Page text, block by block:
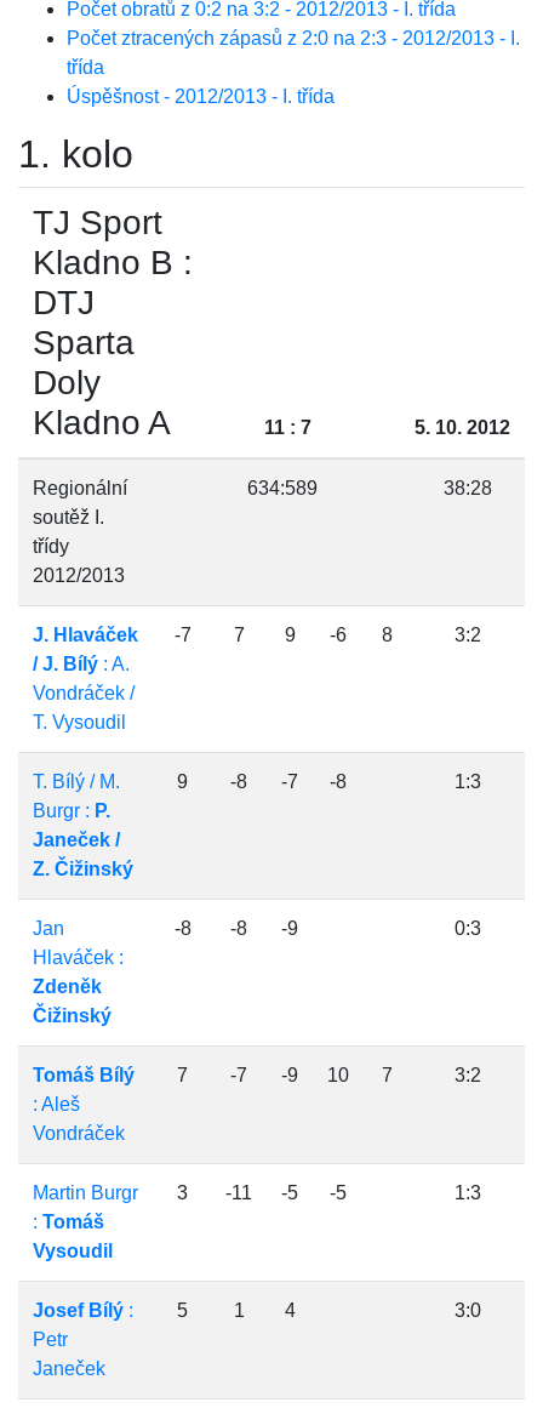
Počet obratů z 0:2 na 3:2 - 2012/2013 - I. třída
Počet ztracených zápasů z 2:0 na 2:3 - 2012/2013 - I.
třída
Úspěšnost - 2012/2013 - I. třída
1. kolo
TJ Sport
Kladno B :
DTJ
Sparta
Doly
Kladno A
11 : 7 5. 10. 2012
Regionální
soutěž I.
třídy
2012/2013
634:589 38:28
J. Hlaváček
/ J. Bílý : A.
Vondráček /
T. Vysoudil
-7 7 9 -6 8 3:2
T. Bílý / M.
Burgr : P.
Janeček /
Z. Čižinský
9 -8 -7 -8 1:3
Jan
Hlaváček :
Zdeněk
Čižinský
-8 -8 -9 0:3
Tomáš Bílý
: Aleš
Vondráček
7 -7 -9 10 7 3:2
Martin Burgr
: Tomáš
Vysoudil
3 -11 -5 -5 1:3
Josef Bílý :
Petr
Janeček
5 1 4 3:0